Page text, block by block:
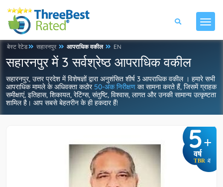
बेस्ट रेटेड सहारनपुर आपराधिक वकील EN
सहारनपुर में 3 सर्वश्रेष्ठ आपराधिक वकील
सहारनपुर, उत्तर प्रदेश में विशेषज्ञों द्वारा अनुशंसित शीर्ष 3 आपराधिक वकील । हमारे सभी
आपराधिक मामले के अधिवक्ता कठोर 50-अंक निरीक्षण का सामना करते हैं, जिसमें ग्राहक
समीक्षाएं, इतिहास, शिकायत, रेटिंग्स, संतुष्टि, विश्वास, लागत और उनकी सामान्य उत्कृष्टता
शामिल है। आप सबसे बेहतरीन के ही हकदार हैं!
5+
वर्ष
TBR में